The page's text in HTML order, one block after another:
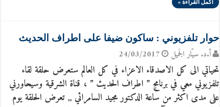
أكمل القراءة »
حوار تلفزيوني : ساكون ضيفا على اطراف الحديث
أ.د. سيّار الجَميل 24/03/2017
تحياتي الى كل الاصدقاء الاعزاء في كل العالم ستعرض حلقة لقاء
تلفزيوني معي في برنامج ” اطراف الحديث ” ، قناة الشرقية وسيحاورني
على مدى اكثر من ساعة الدكتور مجيد السامرائي ,, تعرض الحلقة يوم